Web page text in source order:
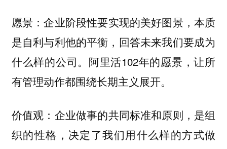
愿景：企业阶段性要实现的美好图景，本质
是自利与利他的平衡，回答未来我们要成为
什么样的公司。阿里活102年的愿景，让所
有管理动作都围绕长期主义展开。
价值观： 企业做事的共同标准和原则，是组
织的性格，决定了我们用什么样的方式做